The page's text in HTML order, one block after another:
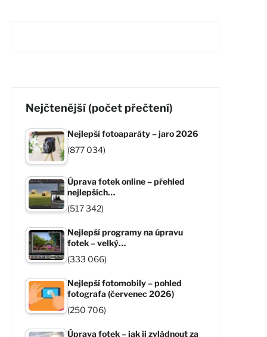
Nejčtenější (počet přečtení)
Nejlepší fotoaparáty – jaro 2026
(877 034)
Úprava fotek online – přehled
nejlepších…
(517 342)
Nejlepší programy na úpravu
fotek – velký…
(333 066)
Nejlepší fotomobily – pohled
fotografa (červenec 2026)
(250 706)
Úprava fotek – jak ji zvládnout za